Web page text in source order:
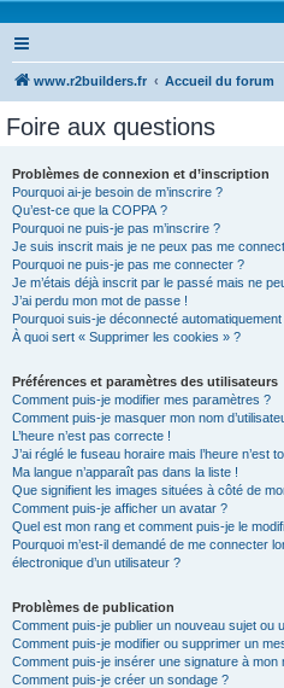
www.r2builders.fr Accueil du forum
Foire aux questions
Problèmes de connexion et d’inscription
Pourquoi ai-je besoin de m’inscrire ?
Qu’est-ce que la COPPA ?
Pourquoi ne puis-je pas m’inscrire ?
Je suis inscrit mais je ne peux pas me
Pourquoi ne puis-je pas me connecter ?
Je m’étais déjà inscrit par le passé mais ne
J’ai perdu mon mot de passe !
Pourquoi suis-je déconnecté automatiquement
À quoi sert « Supprimer les cookies » ?
Préférences et paramètres des utilisateurs
Comment puis-je modifier mes paramètres ?
Comment puis-je masquer mon nom
L’heure n’est pas correcte !
J’ai réglé le fuseau horaire mais l’heure n’est
Ma langue n’apparaît pas dans la liste !
Que signifient les images situées à côté de
Comment puis-je afficher un avatar ?
Quel est mon rang et comment puis-je le
Pourquoi m’est-il demandé de me connecter
électronique d’un utilisateur ?
Problèmes de publication
Comment puis-je publier un nouveau sujet ou
Comment puis-je modifier ou supprimer un
Comment puis-je insérer une signature à mon
Comment puis-je créer un sondage ?